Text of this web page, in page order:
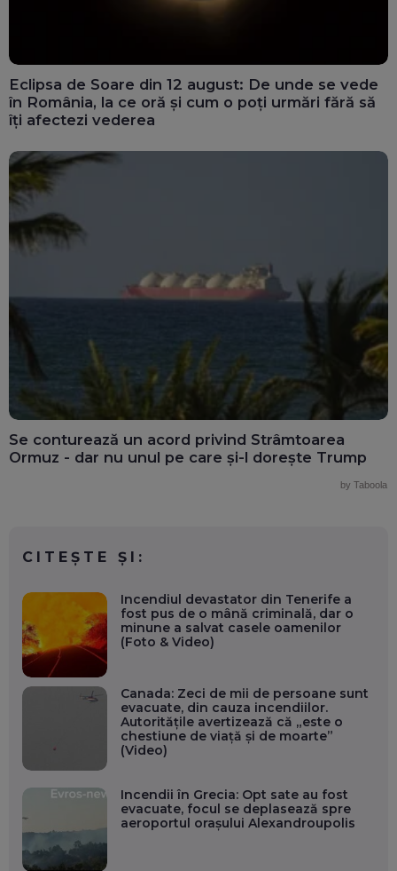
Eclipsa de Soare din 12 august: De unde se vede
în România, la ce oră și cum o poți urmări fără să
îți afectezi vederea
Se conturează un acord privind Strâmtoarea
Ormuz - dar nu unul pe care și-l dorește Trump
by Taboola
CITEȘTE ȘI:
Incendiul devastator din Tenerife a
fost pus de o mână criminală, dar o
minune a salvat casele oamenilor
(Foto & Video)
Canada: Zeci de mii de persoane sunt
evacuate, din cauza incendiilor.
Autoritățile avertizează că „este o
chestiune de viață și de moarte”
(Video)
Incendii în Grecia: Opt sate au fost
evacuate, focul se deplasează spre
aeroportul orașului Alexandroupolis